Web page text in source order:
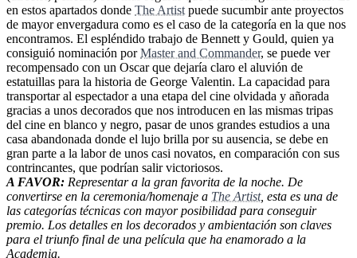
en estos apartados donde The Artist puede sucumbir ante proyectos
de mayor envergadura como es el caso de la categoría en la que nos
encontramos. El espléndido trabajo de Bennett y Gould, quien ya
consiguió nominación porMaster and Commander, se puede ver
recompensado con un Oscar que dejaría claro el aluvión de
estatuillas para la historia de George Valentin. La capacidad para
transportar al espectador a una etapa del cine olvidada y añorada
gracias a unos decorados que nos introducen en las mismas tripas
del cine en blanco y negro, pasar de unos grandes estudios a una
casa abandonada donde el lujo brilla por su ausencia, se debe en
gran parte a la labor de unos casi novatos, en comparación con sus
contrincantes, que podrían salir victoriosos.
A FAVOR: Representar a la gran favorita de la noche. De
convertirse en la ceremonia/homenaje a The Artist, esta es una de
las categorías técnicas con mayor posibilidad para conseguir
premio. Los detalles en los decorados y ambientación son claves
para el triunfo final de una película que ha enamorado a la
Academia.